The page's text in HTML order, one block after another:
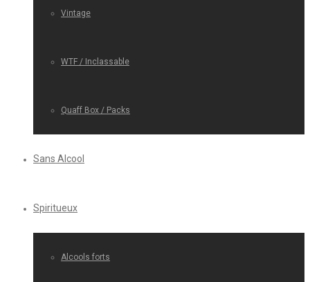
Vintage
WTF / Inclassable
Quaff Box / Packs
Sans Alcool
Spiritueux
Alcools forts